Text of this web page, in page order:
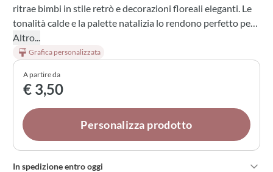
ritrae bimbi in stile retrò e decorazioni floreali eleganti. Le
tonalità calde e la palette natalizia lo rendono perfetto per
confezionare piccoli doni, bomboniere o sorprese. Un
dettaglio che aggiunge autenticità e calore al tuo pacco,
trasformando ogni regalino in un momento speciale dalla
bellezza senza tempo.
Altro...
Grafica personalizzata
A partire da
€ 3,50
Personalizza prodotto
In spedizione entro oggi